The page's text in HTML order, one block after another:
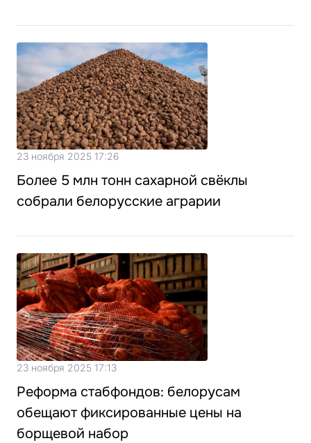
23 ноября 2025 17:26
Более 5 млн тонн сахарной свёклы
собрали белорусские аграрии
23 ноября 2025 17:13
Реформа стабфондов: белорусам
обещают фиксированные цены на
борщевой набор